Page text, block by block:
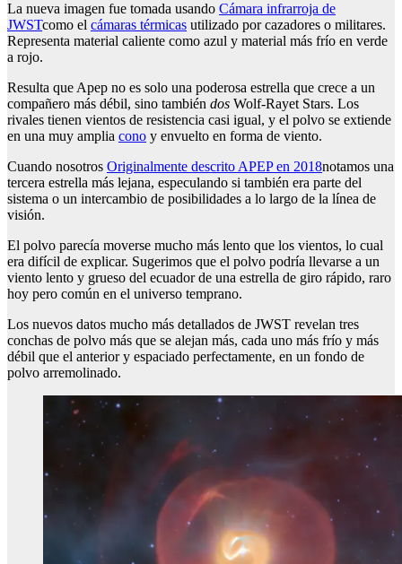
La nueva imagen fue tomada usando Cámara infrarroja de
JWSTcomo el cámaras térmicas utilizado por cazadores o militares.
Representa material caliente como azul y material más frío en verde
a rojo.
Resulta que Apep no es solo una poderosa estrella que crece a un
compañero más débil, sino también dos Wolf-Rayet Stars. Los
rivales tienen vientos de resistencia casi igual, y el polvo se extiende
en una muy amplia cono y envuelto en forma de viento.
Cuando nosotros Originalmente descrito APEP en 2018notamos una
tercera estrella más lejana, especulando si también era parte del
sistema o un intercambio de posibilidades a lo largo de la línea de
visión.
El polvo parecía moverse mucho más lento que los vientos, lo cual
era difícil de explicar. Sugerimos que el polvo podría llevarse a un
viento lento y grueso del ecuador de una estrella de giro rápido, raro
hoy pero común en el universo temprano.
Los nuevos datos mucho más detallados de JWST revelan tres
conchas de polvo más que se alejan más, cada uno más frío y más
débil que el anterior y espaciado perfectamente, en un fondo de
polvo arremolinado.